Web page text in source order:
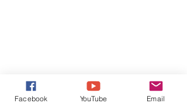
Facebook YouTube Email